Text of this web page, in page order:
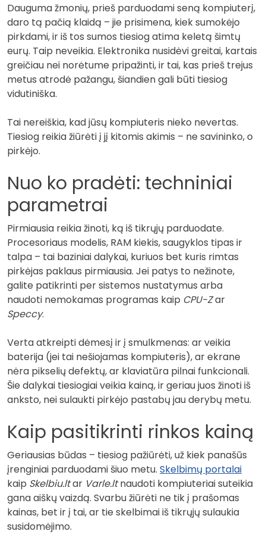
Dauguma žmonių, prieš parduodami seną kompiuterį,
daro tą pačią klaidą – jie prisimena, kiek sumokėjo
pirkdami, ir iš tos sumos tiesiog atima keletą šimtų
eurų. Taip neveikia. Elektronika nusidėvi greitai, kartais
greičiau nei norėtume pripažinti, ir tai, kas prieš trejus
metus atrodė pažangu, šiandien gali būti tiesiog
vidutiniška.
Tai nereiškia, kad jūsų kompiuteris nieko nevertas.
Tiesiog reikia žiūrėti į jį kitomis akimis – ne savininko, o
pirkėjo.
Nuo ko pradėti: techniniai
parametrai
Pirmiausia reikia žinoti, ką iš tikrųjų parduodate.
Procesoriaus modelis, RAM kiekis, saugyklos tipas ir
talpa – tai baziniai dalykai, kuriuos bet kuris rimtas
pirkėjas paklaus pirmiausia. Jei patys to nežinote,
galite patikrinti per sistemos nustatymus arba
naudoti nemokamas programas kaip CPU-Zar
Speccy.
Verta atkreipti dėmesį ir į smulkmenas: ar veikia
baterija (jei tai nešiojamas kompiuteris), ar ekrane
nėra pikselių defektų, ar klaviatūra pilnai funkcionali.
Šie dalykai tiesiogiai veikia kainą, ir geriau juos žinoti iš
anksto, nei sulaukti pirkėjo pastabų jau derybų metu.
Kaip pasitikrinti rinkos kainą
Geriausias būdas – tiesiog pažiūrėti, už kiek panašūs
įrenginiai parduodami šiuo metu. Skelbimų portalai
kaip Skelbiu.ltar Varle.ltnaudoti kompiuteriai suteikia
gana aiškų vaizdą. Svarbu žiūrėti ne tik į prašomas
kainas, bet ir į tai, ar tie skelbimai iš tikrųjų sulaukia
susidomėjimo.